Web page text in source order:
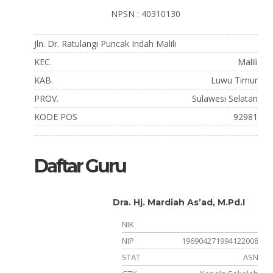
NPSN : 40310130
Jln. Dr. Ratulangi Puncak Indah Malili
KEC.
Malili
KAB.
Luwu Timur
PROV.
Sulawesi Selatan
KODE POS
92981
Daftar Guru
Dra. Hj. Mardiah As’ad, M.Pd.I
NIK
NIP
196904271994122008
STAT
ASN